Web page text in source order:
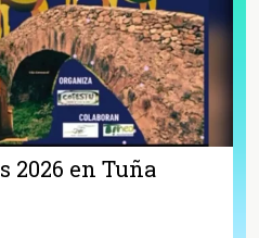
2026 en Tuña